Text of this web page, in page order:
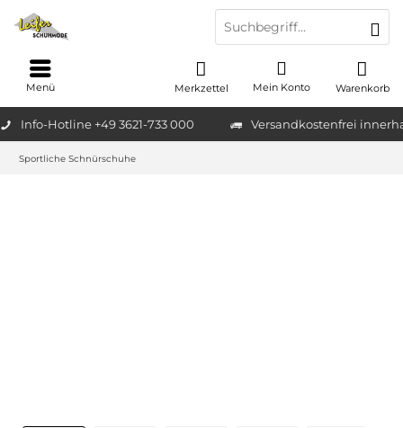
Info-Hotline +49 3621-733 000 Versandkostenfrei
Warenkorb
Merkzettel Mein Konto
Menü
Sportliche Schnürschuhe